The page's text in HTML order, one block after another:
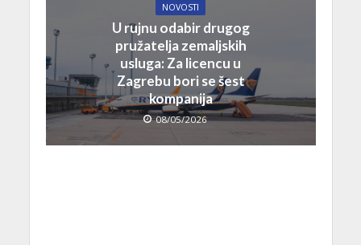
NOVOSTI
U rujnu odabir drugog
pružatelja zemaljskih
usluga: Za licencu u
Zagrebu bori se šest
kompanija
08/05/2026